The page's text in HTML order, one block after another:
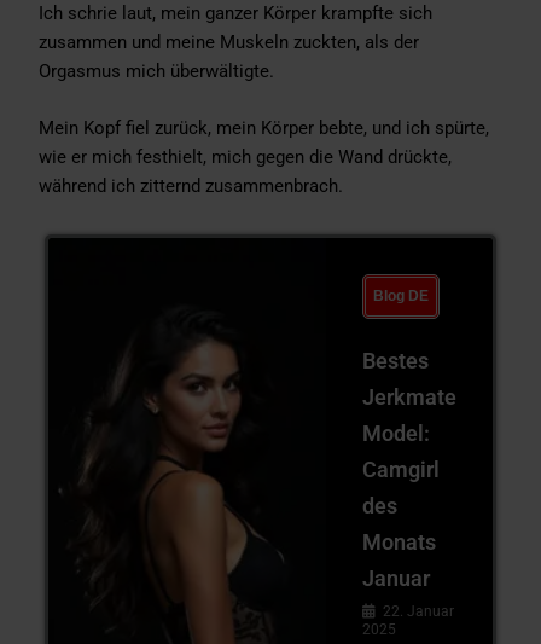
Ich schrie laut, mein ganzer Körper krampfte sich
zusammen und meine Muskeln zuckten, als der
Orgasmus mich überwältigte.
Mein Kopf fiel zurück, mein Körper bebte, und ich spürte,
wie er mich festhielt, mich gegen die Wand drückte,
während ich zitternd zusammenbrach.
Blog DE
Bestes
Jerkmate
Model:
Camgirl
des
Monats
Januar
22. Januar
2025